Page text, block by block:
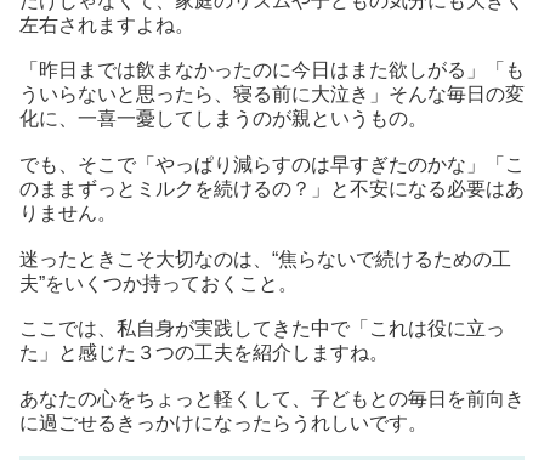
左右されますよね。
「昨日までは飲まなかったのに今日はまた欲しがる」「も
ういらないと思ったら、寝る前に大泣き」そんな毎日の変
化に、一喜一憂してしまうのが親というもの。
でも、そこで「やっぱり減らすのは早すぎたのかな」「こ
のままずっとミルクを続けるの？」と不安になる必要はあ
りません。
迷ったときこそ大切なのは、“焦らないで続けるための工
夫”をいくつか持っておくこと。
ここでは、私自身が実践してきた中で「これは役に立っ
た」と感じた３つの工夫を紹介しますね。
あなたの心をちょっと軽くして、子どもとの毎日を前向き
に過ごせるきっかけになったらうれしいです。